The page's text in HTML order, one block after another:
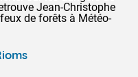
Jean-Christophe
de forêts à Météo-